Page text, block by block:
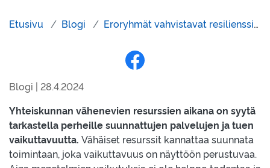
Etusivu Blogi Eroryhmät vahvistavat resilienssiä ja tunnetaitoja
Blogi | 28.4.2024
Yhteiskunnan vähenevien resurssien aikana on syytä
tarkastella perheille suunnattujen palvelujen ja tuen
vaikuttavuutta. Vähäiset resurssit kannattaa suunnata
toimintaan, joka vaikuttavuus on näyttöön perustuvaa.